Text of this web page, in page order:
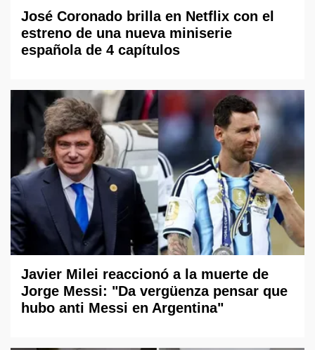
José Coronado brilla en Netflix con el
estreno de una nueva miniserie
española de 4 capítulos
Javier Milei reaccionó a la muerte de
Jorge Messi: "Da vergüenza pensar que
hubo anti Messi en Argentina"